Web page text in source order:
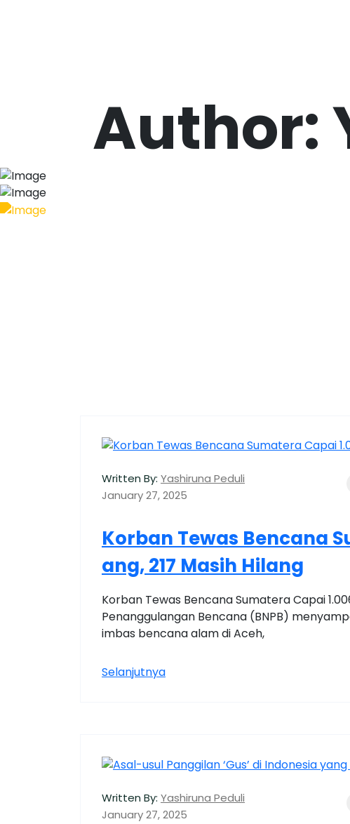
Author:
Written By: Yashiruna Peduli
January 27, 2025
Korban Tewas Bencana
ang, 217 Masih Hilang
Korban Tewas Bencana Sumatera Capai
Penanggulangan Bencana (BNPB)
imbas bencana alam di Aceh,
Selanjutnya
Written By: Yashiruna Peduli
January 27, 2025